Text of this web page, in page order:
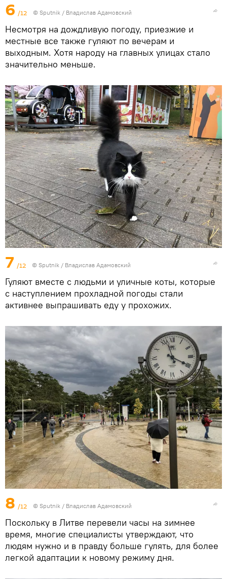
6 /12 © Sputnik / Владислав Адамовский
Несмотря на дождливую погоду, приезжие и
местные все также гуляют по вечерам и
выходным. Хотя народу на главных улицах стало
значительно меньше.
7 /12 © Sputnik / Владислав Адамовский
Гуляют вместе с людьми и уличные коты, которые
с наступлением прохладной погоды стали
активнее выпрашивать еду у прохожих.
8 /12 © Sputnik / Владислав Адамовский
Поскольку в Литве перевели часы на зимнее
время, многие специалисты утверждают, что
людям нужно и в правду больше гулять, для более
легкой адаптации к новому режиму дня.